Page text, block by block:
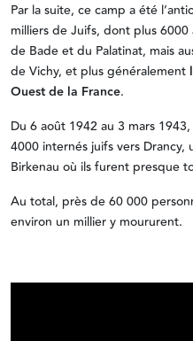
Par la suite, ce camp a été
milliers de Juifs, dont plus 6000
de Bade et du Palatinat, mais
de Vichy, et plus généralement
Ouest de la France.
Du 6 août 1942 au 3 mars
4000 internés juifs vers
Birkenau où ils furent presque
Au total, près de 60 000
environ un millier y moururent.